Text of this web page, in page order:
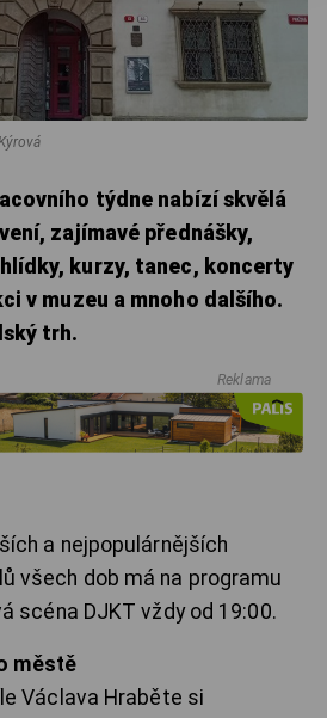
týdne nabízí skvělá
zajímavé přednášky,
kurzy, tanec, koncerty
v muzeu a mnoho dalšího.
trh.
Reklama
a nejpopulárnějších
všech dob má na programu
scéna DJKT vždy od 19:00.
městě
Václava Hraběte si